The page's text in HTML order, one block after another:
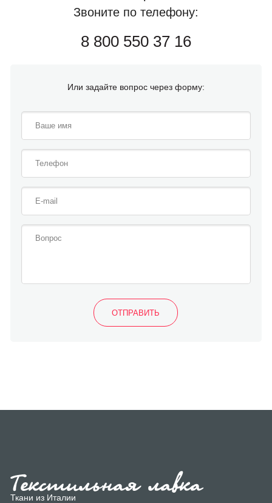
Звоните по телефону:
8 800 550 37 16
Или задайте вопрос через форму:
Ткани из Италии